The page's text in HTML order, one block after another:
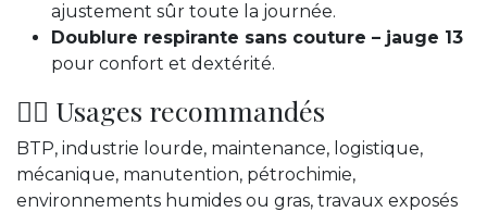
ajustement sûr toute la journée.
Doublure respirante sans couture – jauge 13
pour confort et dextérité.
👷‍♂️ Usages recommandés
BTP, industrie lourde, maintenance, logistique,
mécanique, manutention, pétrochimie,
environnements humides ou gras, travaux exposés